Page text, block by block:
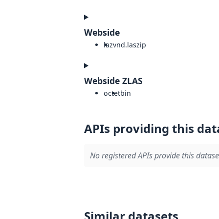
Webside
lazvnd.laszip
Webside ZLAS
octetbin
APIs providing this
No registered APIs provide this
Similar datasets